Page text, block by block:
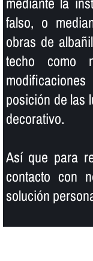
falso, o
obras de
techo como
posición de las
decorativo.
Así­ que para
contacto con
solución